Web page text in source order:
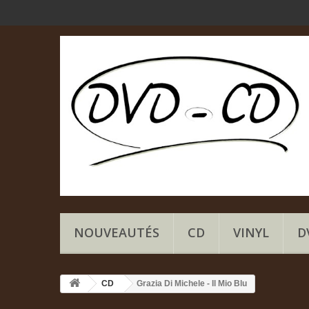
NOUVEAUTÉS CD VINYL
CD Grazia Di Michele - Il Mio Blu